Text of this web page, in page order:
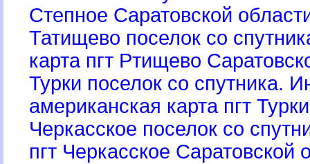
Степное Саратовской
Татищево поселок со
карта пгт Ртищево
Турки поселок со спутника.
американская карта пгт
Черкасское поселок со
пгт Черкасское Саратовской